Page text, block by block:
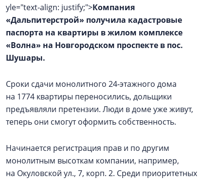
yle="text-align: justify;">Компания
«Дальпитерстрой» получила кадастровые
паспорта на квартиры в жилом комплексе
«Волна» на Новгородском проспекте в пос.
Шушары.
Сроки сдачи монолитного 24‑этажного дома
на 1774 квартиры переносились, дольщики
предъявляли претензии. Люди в доме уже живут,
теперь они смогут оформить собственность.
Начинается регистрация прав и по другим
монолитным высоткам компании, например,
на Окуловской ул., 7, корп. 2. Среди приоритетных